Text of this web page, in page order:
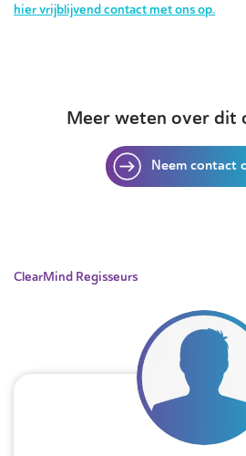
hier vrijblijvend contact met ons op.
Meer weten over dit
Neem contact
ClearMind Regisseurs